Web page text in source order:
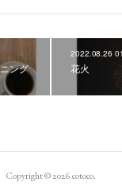
ング
2022.08.26
花火
Copyright ©2026cotoco.